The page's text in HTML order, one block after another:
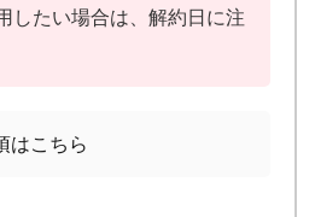
したい場合は、解約日に注
はこちら